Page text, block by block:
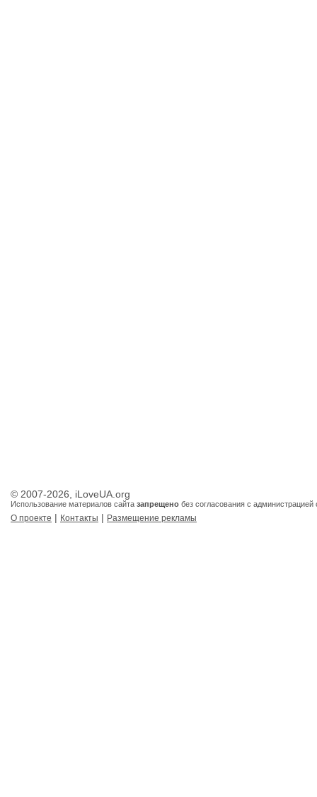
© 2007-2026, iLoveUA.org
Использование материалов сайта запрещено без согласования с администрацией
О проекте | Контакты | Размещение рекламы